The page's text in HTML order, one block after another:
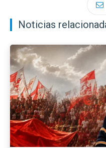
Noticias